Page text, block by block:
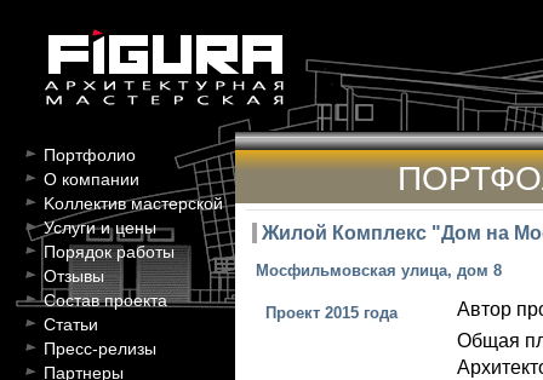
Портфолио
О компании
Kоллектив мастерской
Услуги и цены
Порядок работы
Отзывы
Состав проекта
Статьи
Пресс-релизы
Партнеры
Жилой Комплекс "Дом на
Мосфильмовская улица, дом 8
Проект 2015 года
Автор
Общая